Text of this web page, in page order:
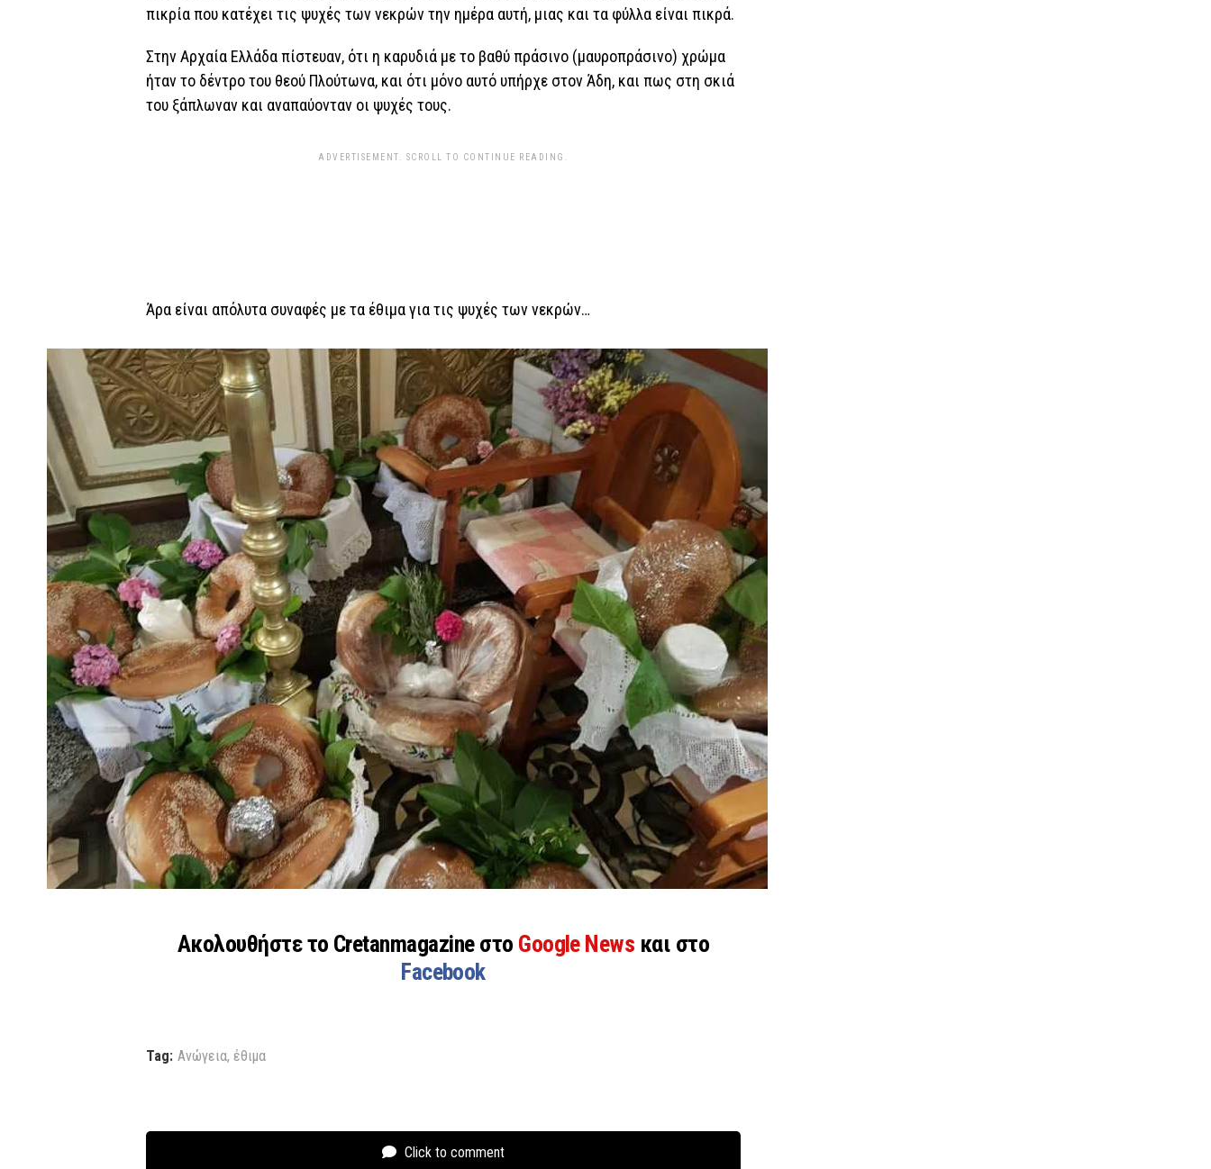
πικρία που κατέχει τις ψυχές των νεκρών την ημέρα αυτή, μιας και τα φύλλα είναι πικρά.
Στην Αρχαία Ελλάδα πίστευαν, ότι η καρυδιά με το βαθύ πράσινο (μαυροπράσινο) χρώμα
ήταν το δέντρο του θεού Πλούτωνα, και ότι μόνο αυτό υπήρχε στον Άδη, και πως στη σκιά
του ξάπλωναν και αναπαύονταν οι ψυχές τους.
ADVERTISEMENT. SCROLL TO CONTINUE READING.
Άρα είναι απόλυτα συναφές με τα έθιμα για τις ψυχές των νεκρών…
Ακολουθήστε το Cretanmagazine στο Google News και στο
Facebook
Tag: Ανώγεια, έθιμα
Click to comment